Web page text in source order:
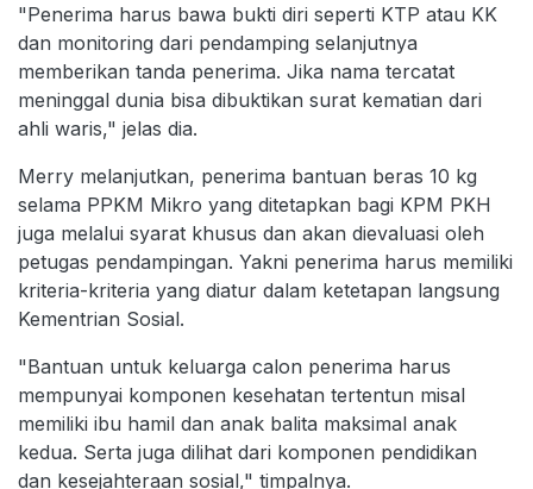
"Penerima harus bawa bukti diri seperti KTP atau KK
dan monitoring dari pendamping selanjutnya
memberikan tanda penerima. Jika nama tercatat
meninggal dunia bisa dibuktikan surat kematian dari
ahli waris," jelas dia.
Merry melanjutkan, penerima bantuan beras 10 kg
selama PPKM Mikro yang ditetapkan bagi KPM PKH
juga melalui syarat khusus dan akan dievaluasi oleh
petugas pendampingan. Yakni penerima harus memiliki
kriteria-kriteria yang diatur dalam ketetapan langsung
Kementrian Sosial.
"Bantuan untuk keluarga calon penerima harus
mempunyai komponen kesehatan tertentun misal
memiliki ibu hamil dan anak balita maksimal anak
kedua. Serta juga dilihat dari komponen pendidikan
dan kesejahteraan sosial," timpalnya.